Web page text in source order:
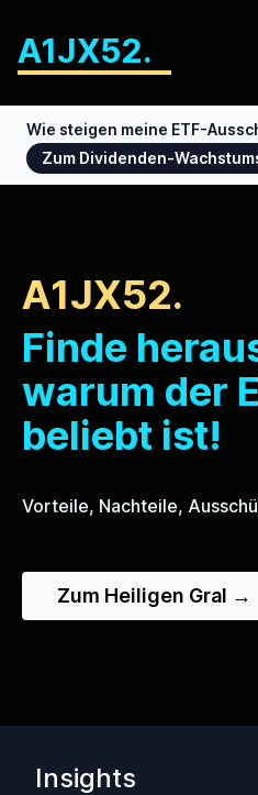
A1JX52.
Wie steigen meine ETF-
Zum Dividenden-
A1JX52.
Finde
warum der
beliebt ist!
Vorteile, Nachteile,
Zum Heiligen Gral →
Insights